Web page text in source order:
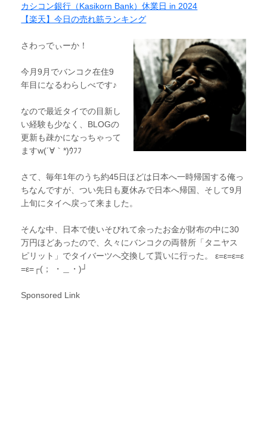
カシコン銀行（Kasikorn Bank）休業日 in 2024
【楽天】今日の売れ筋ランキング
さわっでぃーか！
今月9月でバンコク在住9
年目になるわらしべです♪
なので最近タイでの目新し
い経験も少なく、BLOGの
更新も疎かになっちゃって
ますw(´∀｀*)ｳﾌﾌ
さて、毎年1年のうち約45日ほどは日本へ一時帰国する俺っ
ちなんですが、つい先日も夏休みで日本へ帰国、そして9月
上旬にタイへ戻って来ました。
そんな中、日本で使いそびれて余ったお金が財布の中に30
万円ほどあったので、久々にバンコクの両替所「タニヤス
ピリット」でタイバーツへ交換して貰いに行った。 ε=ε=ε=ε
=ε=┌(； ・＿・)┘
Sponsored Link